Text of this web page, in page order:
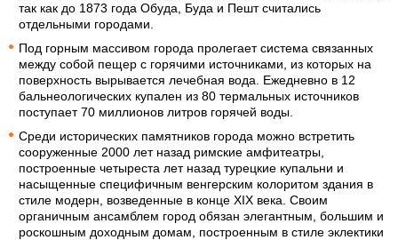
так как до 1873 года Обуда, Буда и Пешт считались
отдельными городами.
Под горным массивом города пролегает система связанных
между собой пещер с горячими источниками, из которых на
поверхность вырывается лечебная вода. Ежедневно в 12
бальнеологических купален из 80 термальных источников
поступает 70 миллионов литров горячей воды.
Среди исторических памятников города можно встретить
сооруженные 2000 лет назад римские амфитеатры,
построенные четыреста лет назад турецкие купальни и
насыщенные специфичным венгерским колоритом здания в
стиле модерн, возведенные в конце XIX века. Своим
органичным ансамблем город обязан элегантным, большим и
роскошным доходным домам, построенным в стиле эклектики